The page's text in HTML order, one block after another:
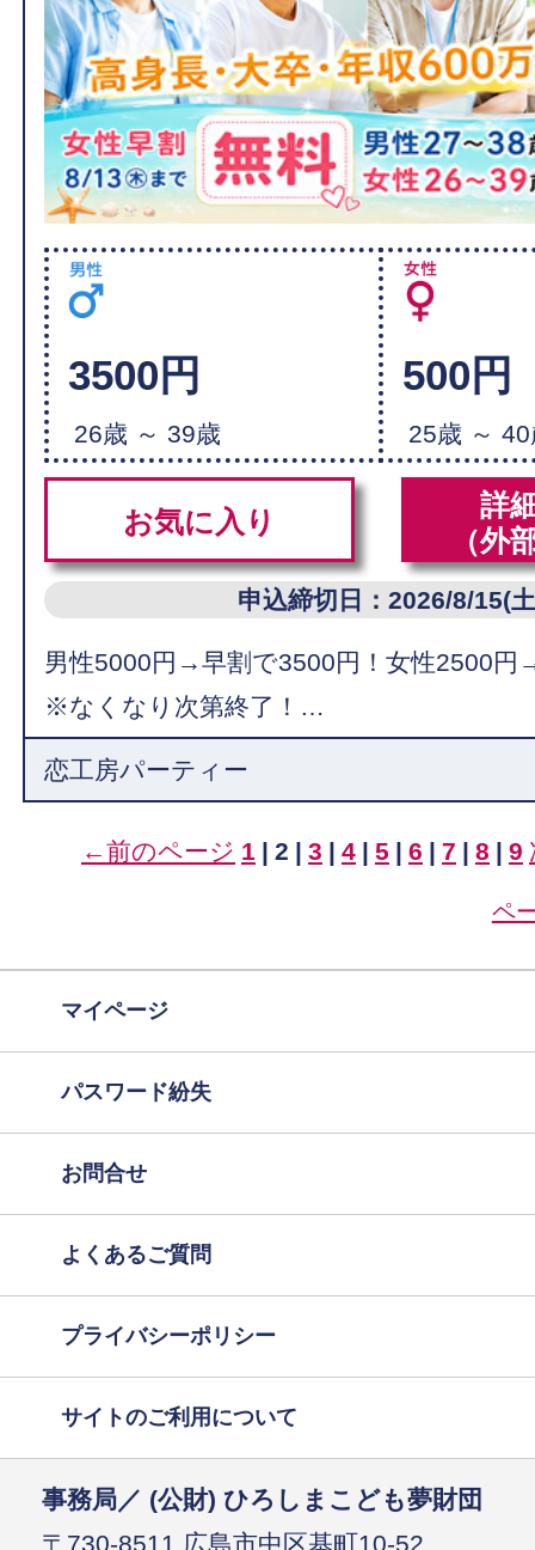
3500円
26歳 ～ 39歳
500円
25歳 ～
お気に入り
詳
（外
申込締切日：2026/8/15(
男性5000円→早割で3500円！女性2500円
※なくなり次第終了！…
恋工房パーティー
←前のページ 1 | 2 | 3 | 4 | 5 | 6 | 7 | 8 | 9
ペ
マイページ
パスワード紛失
お問合せ
よくあるご質問
プライバシーポリシー
サイトのご利用について
事務局／ (公財) ひろしまこども夢財団
〒730-8511 広島市中区基町10-52